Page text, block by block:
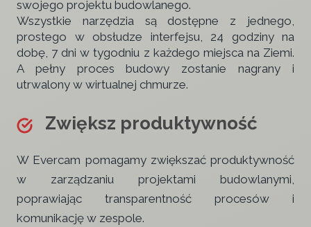
swojego projektu budowlanego.
Wszystkie narzędzia są dostępne z jednego,
prostego w obsłudze interfejsu, 24 godziny na
dobę, 7 dni w tygodniu z każdego miejsca na Ziemi.
A pełny proces budowy zostanie nagrany i
utrwalony w wirtualnej chmurze.
Zwiększ produktywność
W Evercam pomagamy zwiększać produktywność
w zarządzaniu projektami budowlanymi,
poprawiając transparentność procesów i
komunikację w zespole.